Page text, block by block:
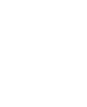
Los hechos se
Estado de Nueva
jugadoras de la
del Mundial, y
la felicitación del
cabeza de la
consentimiento